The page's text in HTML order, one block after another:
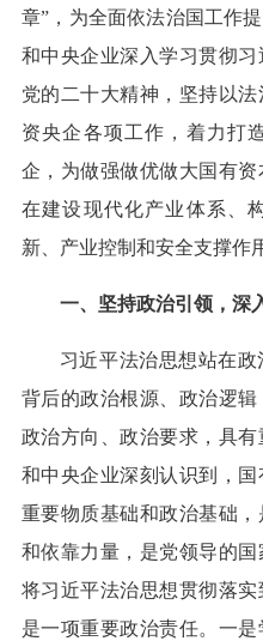
章”，为全面依法治国工作
和中央企业深入学习贯彻
党的二十大精神，坚持以
资央企各项工作，着力打
企，为做强做优做大国有
在建设现代化产业体系、
新、产业控制和安全支撑作
一、坚持政治引领，深
习近平法治思想站在
背后的政治根源、政治逻
政治方向、政治要求，具
和中央企业深刻认识到，
重要物质基础和政治基础
和依靠力量，是党领导的国
将习近平法治思想贯彻落
是一项重要政治责任。一